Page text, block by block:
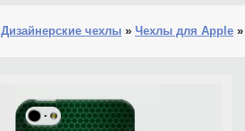
Дизайнерские чехлы » Чехлы для Apple »